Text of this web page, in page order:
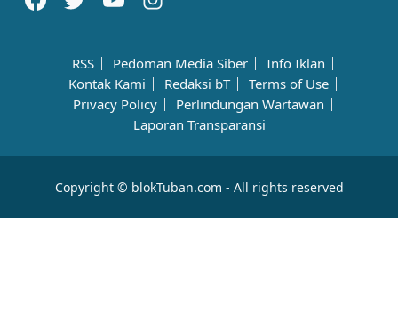
RSS Pedoman Media Siber
Info Iklan
Kontak Kami
Redaksi bT
Terms of Use
Privacy Policy
Perlindungan Wartawan
Laporan Transparansi
Copyright © blokTuban.com - All rights reserved